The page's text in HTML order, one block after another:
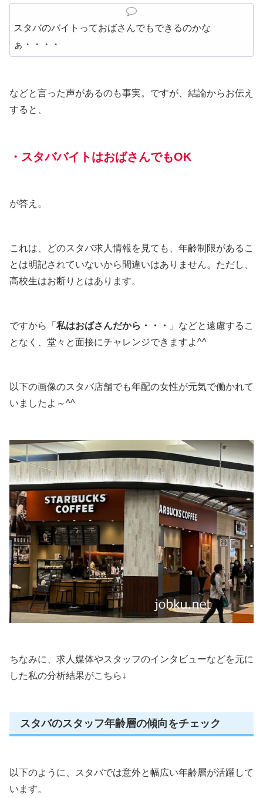
スタバのバイトっておばさんでもできるのかな
ぁ・・・・
などと言った声があるのも事実。ですが、結論からお伝え
すると、
・スタババイトはおばさんでもOK
が答え。
これは、どのスタバ求人情報を見ても、年齢制限があるこ
とは明記されていないから間違いはありません。ただし、
高校生はお断りとはあります。
ですから「 私はおばさんだから・・・
」などと遠慮するこ
となく、堂々と面接にチャレンジできますよ^^
以下の画像のスタバ店舗でも年配の女性が元気で働かれて
いましたよ～^^
ちなみに、求人媒体やスタッフのインタビューなどを元に
した私の分析結果がこちら↓
スタバのスタッフ年齢層の傾向をチェック
以下のように、スタバでは意外と幅広い年齢層が活躍して
います。